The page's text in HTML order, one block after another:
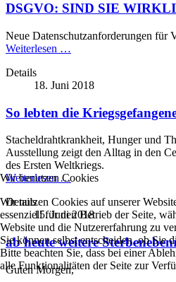
DSGVO: SIND SIE
Neue Datenschutzanforderungen für
Weiterlesen …
Details
18. Juni 2018
So lebten die
Stacheldrahtkrankheit, Hunger und
Ausstellung zeigt den Alltag in den
des Ersten Weltkriegs.
Weiterlesen …
Details
15. Juni 2018
ab heute weitere
Guten Morgen,
Wir benutzen Cookies
Wir nutzen Cookies auf unserer
essenziell für den Betrieb der Seite,
Website und die Nutzererfahrung zu
Sie können selbst entscheiden, ob Sie
Bitte beachten Sie, dass bei einer
alle Funktionalitäten der Seite zur